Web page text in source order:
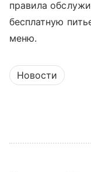
правила
бесплатную
меню.
Новости